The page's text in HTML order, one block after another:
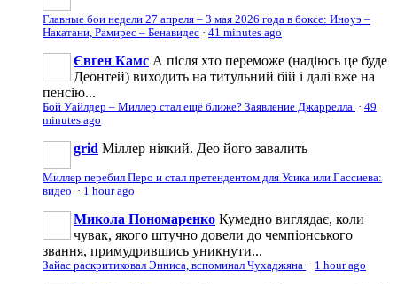
Главные бои недели 27 апреля – 3 мая 2026 года в боксе: Иноуэ –
Накатани, Рамирес – Бенавидес · 41 minutes ago
Євген Камс А після хто переможе (надіюсь це буде
Деонтей) виходить на титульний бій і далі вже на
пенсію...
Бой Уайлдер – Миллер стал ещё ближе? Заявление Джаррелла · 49
minutes ago
grid Міллер ніякий. Део його завалить
Миллер перебил Перо и стал претендентом для Усика или Гассиева:
видео · 1 hour ago
Микола Пономаренко Кумедно виглядає, коли
чувак, якого штучно довели до чемпіонського
звання, примудрившись уникнути...
Зайас раскритиковал Энниса, вспоминал Чухаджяна · 1 hour ago